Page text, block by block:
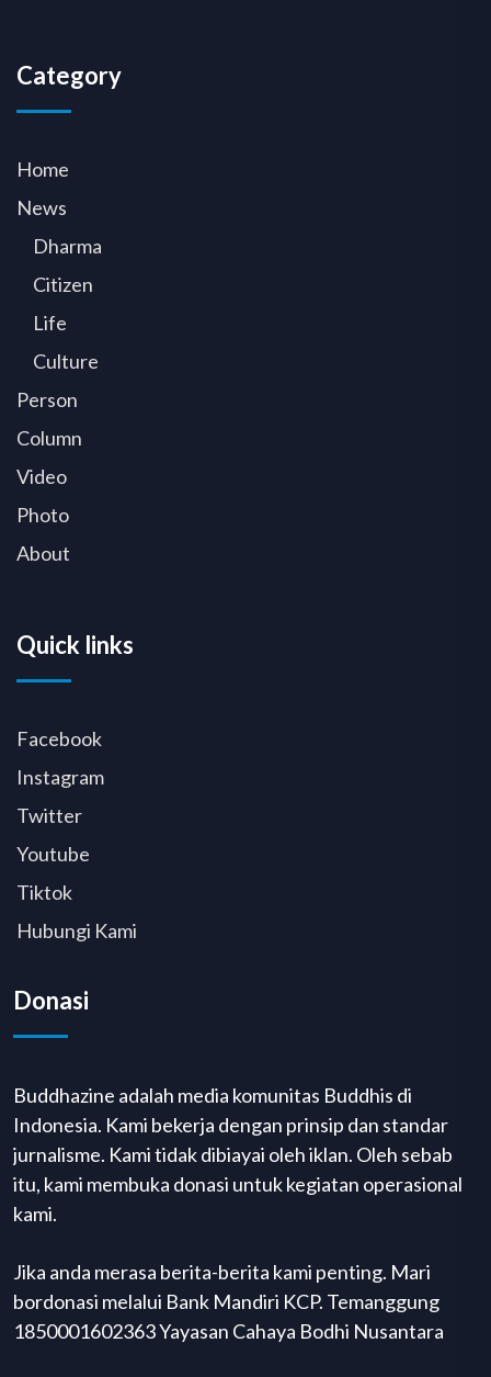
Category
Home
News
Dharma
Citizen
Life
Culture
Person
Column
Video
Photo
About
Quick links
Facebook
Instagram
Twitter
Youtube
Tiktok
Hubungi Kami
Donasi
Buddhazine adalah media komunitas Buddhis di
Indonesia. Kami bekerja dengan prinsip dan standar
jurnalisme. Kami tidak dibiayai oleh iklan. Oleh sebab
itu, kami membuka donasi untuk kegiatan operasional
kami.
Jika anda merasa berita-berita kami penting. Mari
bordonasi melalui Bank Mandiri KCP. Temanggung
1850001602363 Yayasan Cahaya Bodhi Nusantara